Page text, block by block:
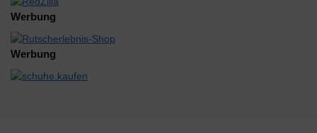
Werbung
Werbung